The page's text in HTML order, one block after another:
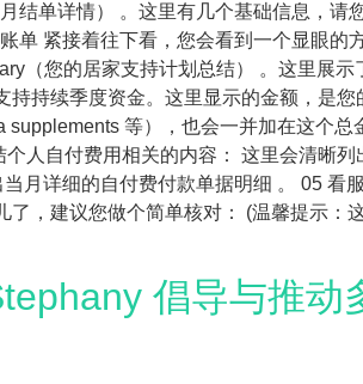
结单详情） 。这里有几个基础信息，请
单 紧接着往下看，您会看到一个显眼的
（您的居家支持计划总结） 。这里展
持续季度资金。这里显示的金额，是您
等），也会一并加在这个总
人自付费用相关的内容： 这里会清晰列
月详细的自付费付款单据明细 。 05 看
，建议您做个简单核对： (温馨提示：
倡导与推动